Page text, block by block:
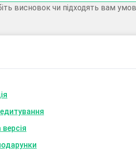
висновок чи підходять вам